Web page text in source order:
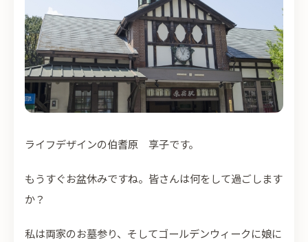
ライフデザインの伯耆原 享子です。
もうすぐお盆休みですね。皆さんは何をして過ごします
か？
私は両家のお墓参り、そしてゴールデンウィークに娘に